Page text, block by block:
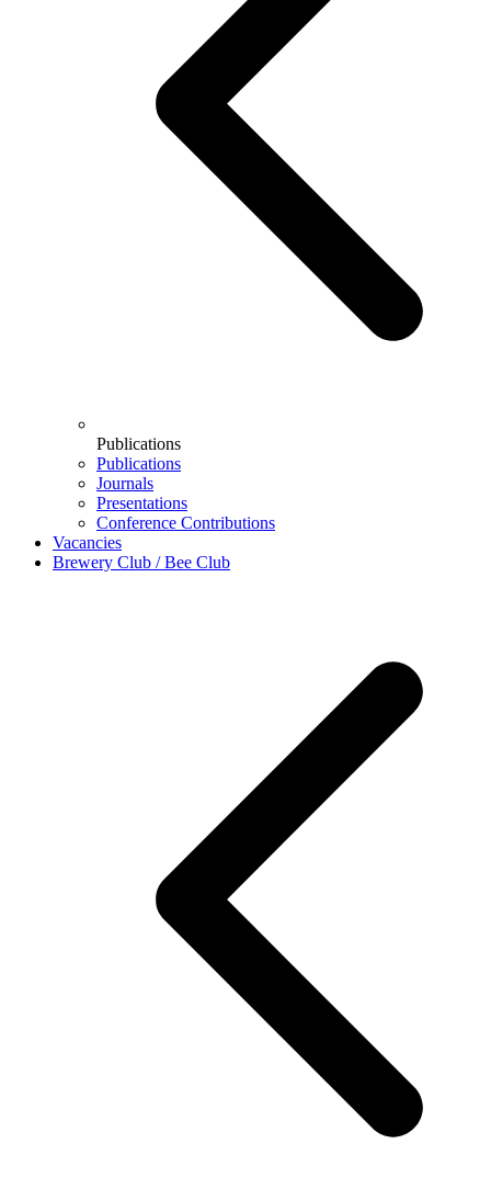
Publications
Publications
Journals
Presentations
Conference Contributions
Vacancies
Brewery Club / Bee Club